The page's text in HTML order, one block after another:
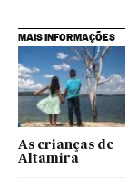
MAIS INFORMAÇÕES
As crianças de
Altamira